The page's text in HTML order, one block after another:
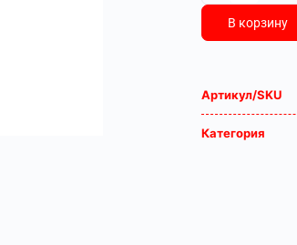
В корзину
Артикул/SKU
Категория